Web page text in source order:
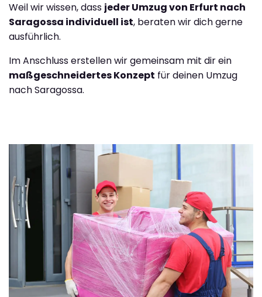
Weil wir wissen, dass jeder Umzug von Erfurt nach
Saragossa individuell ist, beraten wir dich gerne
ausführlich.
Im Anschluss erstellen wir gemeinsam mit dir ein
maßgeschneidertes Konzept für deinen Umzug
nach Saragossa.